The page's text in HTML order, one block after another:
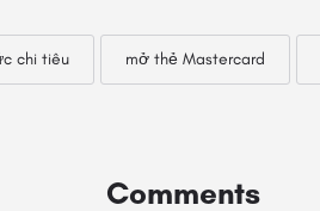
chi tiêu mở thẻ Mastercard
Comments